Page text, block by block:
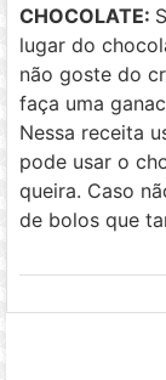
CHOCOLATE:
lugar do
não goste do
faça uma
Nessa receita
pode usar o
queira. Caso
de bolos que